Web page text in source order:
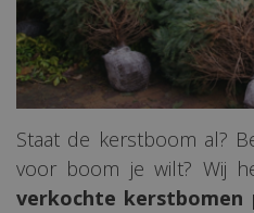
Staat de kerstboom al?
voor boom je wilt? Wij
verkochte kerstbomen